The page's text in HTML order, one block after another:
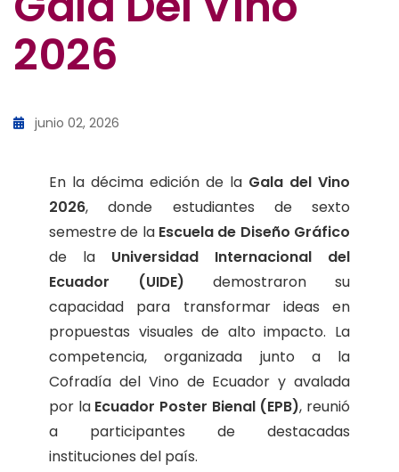
2026
junio 02, 2026
En la décima edición de la Gala del Vino
2026, donde estudiantes de sexto
semestre de la Escuela de Diseño Gráfico
de la Universidad Internacional del
Ecuador (UIDE) demostraron su
capacidad para transformar ideas en
propuestas visuales de alto impacto. La
competencia, organizada junto a la
Cofradía del Vino de Ecuador y avalada
por la Ecuador Poster Bienal (EPB), reunió
a participantes de destacadas
instituciones del país.